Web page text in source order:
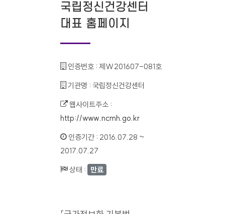
국립정신건강센터
대표 홈페이지
인증번호 : 제W201607-081호
기관명 : 국립정신건강센터
웹사이트주소 :
http://www.ncmh.go.kr
인증기간 : 2016.07.28 ~
2017.07.27
상태 : 만료